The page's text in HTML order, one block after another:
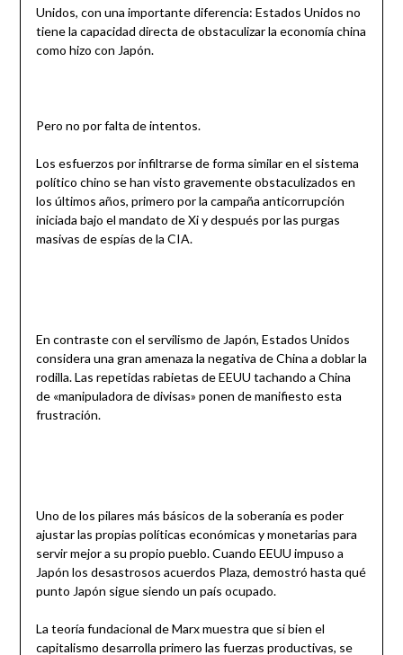
Unidos, con una importante diferencia: Estados Unidos no
tiene la capacidad directa de obstaculizar la economía china
como hizo con Japón.
Pero no por falta de intentos.
Los esfuerzos por infiltrarse de forma similar en el sistema
político chino se han visto gravemente obstaculizados en
los últimos años, primero por la campaña anticorrupción
iniciada bajo el mandato de Xi y después por las purgas
masivas de espías de la CIA.
En contraste con el servilismo de Japón, Estados Unidos
considera una gran amenaza la negativa de China a doblar la
rodilla. Las repetidas rabietas de EEUU tachando a China
de «manipuladora de divisas» ponen de manifiesto esta
frustración.
Uno de los pilares más básicos de la soberanía es poder
ajustar las propias políticas económicas y monetarias para
servir mejor a su propio pueblo. Cuando EEUU impuso a
Japón los desastrosos acuerdos Plaza, demostró hasta qué
punto Japón sigue siendo un país ocupado.
La teoría fundacional de Marx muestra que si bien el
capitalismo desarrolla primero las fuerzas productivas, se